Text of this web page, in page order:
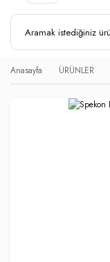
Anasayfa ÜRÜNLER